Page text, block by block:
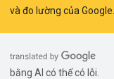
và đo lường của Google.
bằng AI có thể có lỗi.